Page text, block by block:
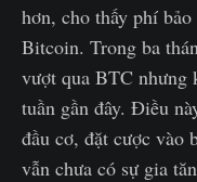
hơn, cho thấy phí
Bitcoin. Trong ba
vượt qua BTC nhưng
tuần gần đây. Điều
đầu cơ, đặt cược vào
vẫn chưa có sự gia